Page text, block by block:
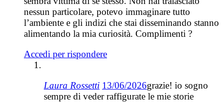
nessun particolare, potevo immaginare tutto
l’ambiente e gli indizi che stai disseminando stanno
alimentando la mia curiosità. Complimenti ?
Accedi per rispondere
Laura Rossetti 13/06/2026grazie! io sogno
sempre di veder raffigurate le mie storie